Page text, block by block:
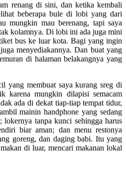
renang di sini, dan ketika kembali
beberapa bule di lobi yang dari
mungkin mau berenang, tapi saya
kolamnya. Di lobi ini ada juga mini
bus ke luar kota. Bagi yang ingin
menyediakannya. Dan buat yang
di halaman belakangnya yang
yang membuat saya kurang sreg di
karena mungkin dilapisi semacam
ada di dekat tiap-tiap tempat tidur,
mainin handphone yang sedang
lokernya tanpa kunci sehingga harus
biar aman; dan menu restonya
goreng, dan daging babi. Itu yang
di luar, mencari makanan lokal